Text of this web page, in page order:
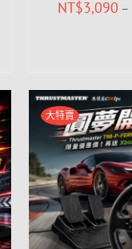
NT$3,090 –
大特賣